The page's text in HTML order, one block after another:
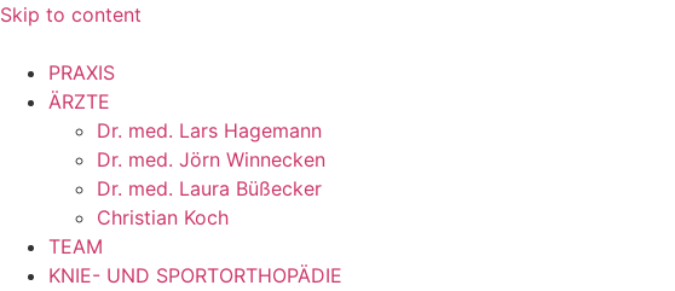
Skip to content
PRAXIS
ÄRZTE
Dr. med. Lars Hagemann
Dr. med. Jörn Winnecken
Dr. med. Laura Büßecker
Christian Koch
TEAM
KNIE- UND SPORTORTHOPÄDIE